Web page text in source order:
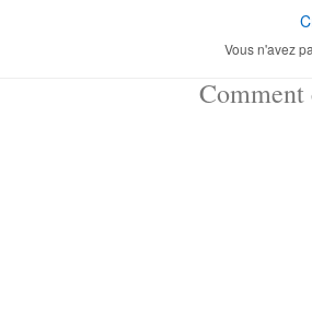
Vous n'avez
Comment